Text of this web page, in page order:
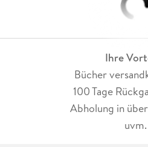
Ihre
Bücher
100 Tage
Abholung in
uvm.